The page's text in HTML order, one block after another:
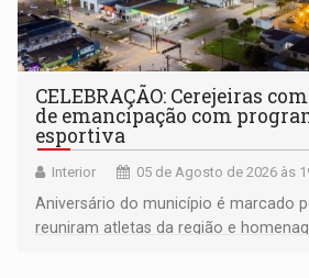
CELEBRAÇÃO: Cerejeiras
de emancipação com
esportiva
Interior 05 de Agosto de 2026 às
Aniversário do município é marcado
reuniram atletas da região e